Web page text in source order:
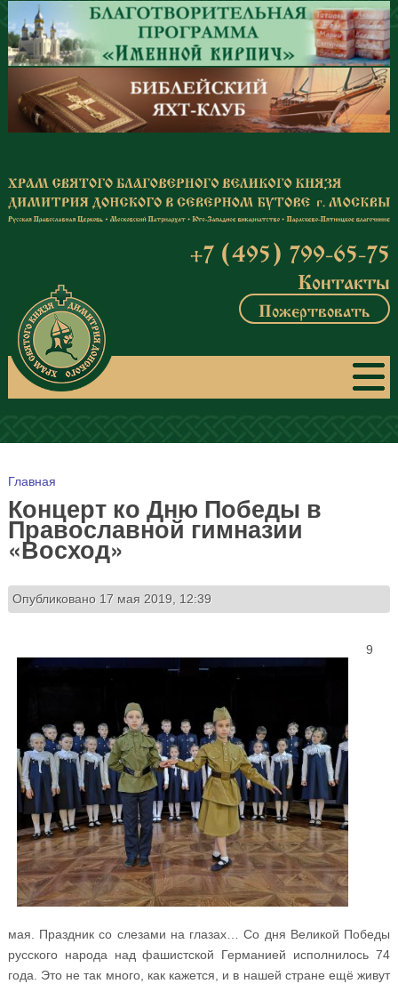
Перейти к основному содержанию
+7 (495) 799-65-75
Контакты
Пожертвовать
Вы здесь
Главная
Концерт ко Дню Победы в
Православной гимназии
«Восход»
Опубликовано 17 мая 2019, 12:39
9
мая. Праздник со слезами на глазах… Со дня Великой Победы
русского народа над фашистской Германией исполнилось 74
года. Это не так много, как кажется, и в нашей стране ещё живут